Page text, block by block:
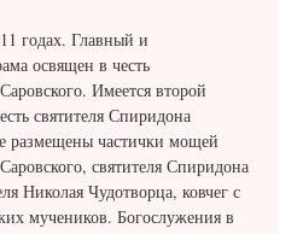
годах. Главный и
освящен в честь
Имеется второй
святителя Спиридона
размещены частички мощей
святителя Спиридона
Николая Чудотворца, ковчег с
мучеников. Богослужения в